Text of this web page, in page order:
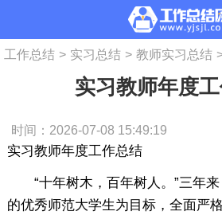
工作总结 > 实习总结 > 教师实习总结
实习教师年度
时间：2026-07-08 15:49:19
实习教师年度工作总结
“十年树木，百年树人。”三年来
的优秀师范大学生为目标，全面严